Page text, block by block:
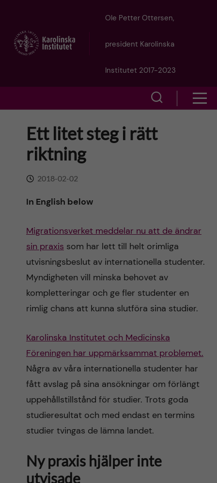
t
Ole Petter Ottersen,
president Karolinska
Institutet 2017-2023
r
c
h
f
i
l
d
n
u
Ett litet steg i rätt
riktning
2018-02-02
In English below
Migrationsverket meddelar nu att de ändrar
sin praxis som har lett till helt orimliga
utvisningsbeslut av internationella studenter.
Myndigheten vill minska behovet av
kompletteringar och ge fler studenter en
rimlig chans att kunna slutföra sina studier.
Karolinska Institutet och Medicinska
Föreningen har uppmärksammat problemet.
Några av våra internationella studenter har
fått avslag på sina ansökningar om förlängt
uppehållstillstånd för studier. Trots goda
studieresultat och med endast en termins
studier tvingas de lämna landet.
Ny praxis hjälper inte
utvisade